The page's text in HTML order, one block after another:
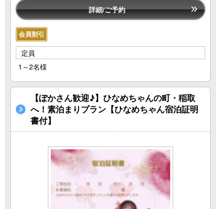
詳細/ご予約
会員割引
定員
1～2名様
【ぽかさん歓迎♪】ひなめちゃんの町・稲取
へ！素泊まりプラン【ひなめちゃん宿泊証明
書付】